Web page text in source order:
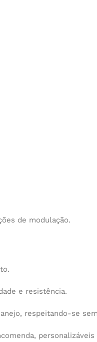
de modulação.
e resistência.
respeitando-se